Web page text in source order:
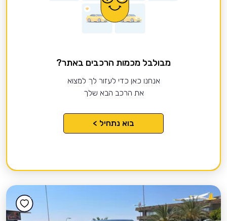
מבולבל מכמות הרכבים באתר?
אנחנו כאן כדי לעזור לך למצוא
את הרכב הבא שלך
בוא נתחיל >